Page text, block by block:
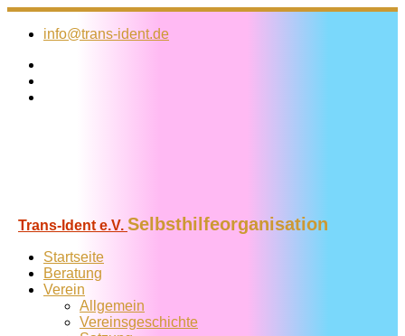
Zum
Inhalt
info@trans-ident.de
Trans-Ident e.V. Selbsthilfeorganisation
Startseite
Beratung
Verein
Allgemein
Vereins­geschichte